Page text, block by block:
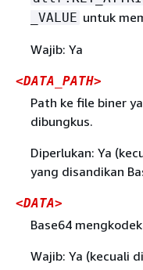
_VALUE untuk
Wajib: Ya
<DATA_PATH>
Path ke file biner
dibungkus.
Diperlukan: Ya
yang disandikan
<DATA>
Base64
Wajib: Ya (kecuali